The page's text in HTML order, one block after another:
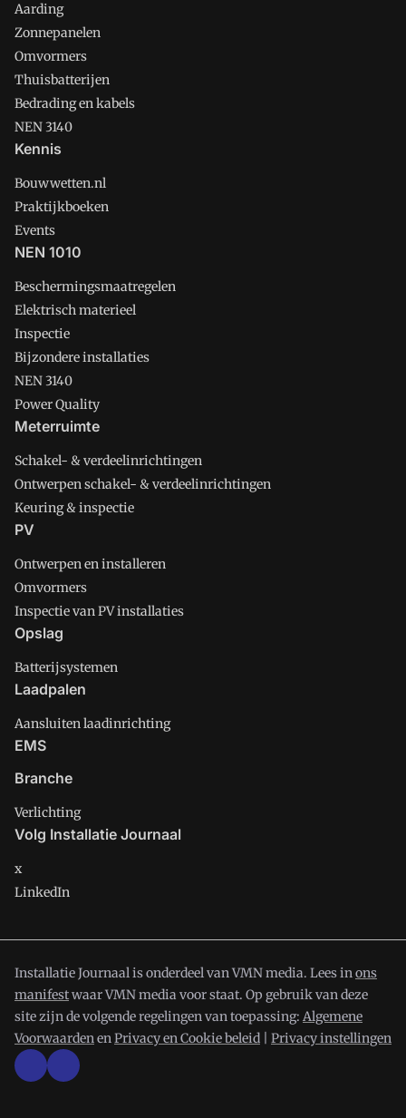
Aarding
Zonnepanelen
Omvormers
Thuisbatterijen
Bedrading en kabels
NEN 3140
Kennis
Bouwwetten.nl
Praktijkboeken
Events
NEN 1010
Beschermingsmaatregelen
Elektrisch materieel
Inspectie
Bijzondere installaties
NEN 3140
Power Quality
Meterruimte
Schakel- & verdeelinrichtingen
Ontwerpen schakel- & verdeelinrichtingen
Keuring & inspectie
PV
Ontwerpen en installeren
Omvormers
Inspectie van PV installaties
Opslag
Batterijsystemen
Laadpalen
Aansluiten laadinrichting
EMS
Branche
Verlichting
Volg Installatie Journaal
x
LinkedIn
Installatie Journaal is onderdeel van VMN media. Lees inons
manifestwaar VMN media voor staat. Op gebruik van deze
site zijn de volgende regelingen van toepassing: Algemene
VoorwaardenenPrivacy en Cookie beleid Privacy instellingen